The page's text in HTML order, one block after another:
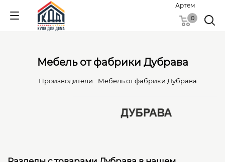
Артем
0
Мебель от фабрики Дубрава
Производители Мебель от фабрики Дубрава